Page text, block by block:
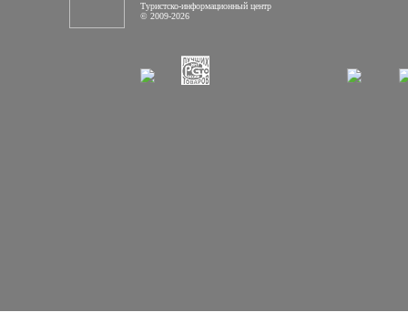
Туристско-информационный центр
© 2009-2026